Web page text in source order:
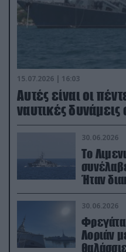
15.07.2026 | 16:03
Aυτές είναι οι
ναυτικές
30.06.2026
Το
Ήταν
30.06.2026
Λοριάν
θαλάσσιες δοκιμές